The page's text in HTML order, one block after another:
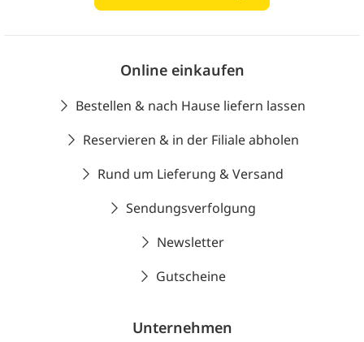
Online einkaufen
Bestellen & nach Hause liefern lassen
Reservieren & in der Filiale abholen
Rund um Lieferung & Versand
Sendungsverfolgung
Newsletter
Gutscheine
Unternehmen